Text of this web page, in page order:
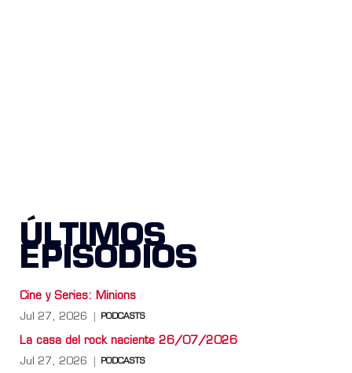
ÚLTIMOS
EPISODIOS
Cine y Series: Minions
Jul 27, 2026 PODCASTS
La casa del rock naciente 26/07/2026
Jul 27, 2026 PODCASTS